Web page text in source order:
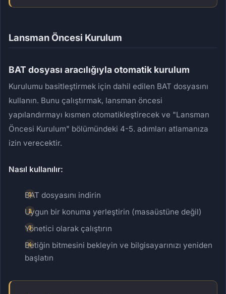
Lansman Öncesi Kurulum
BAT dosyası aracılığıyla otomatik kurulum
Kurulumu basitleştirmek için dahil edilen BAT dosyasını
kullanın. Bunu çalıştırmak, lansman öncesi
yapılandırmayı kısmen otomatikleştirecek ve "Lansman
Öncesi Kurulum" bölümündeki 4-5. adımları atlamanıza
izin verecektir.
Nasıl kullanılır:
BAT dosyasını indirin
Uygun bir konuma yerleştirin (masaüstüne değil)
Yönetici olarak çalıştırın
Betiğin bitmesini bekleyin ve bilgisayarınızı yeniden
başlatın